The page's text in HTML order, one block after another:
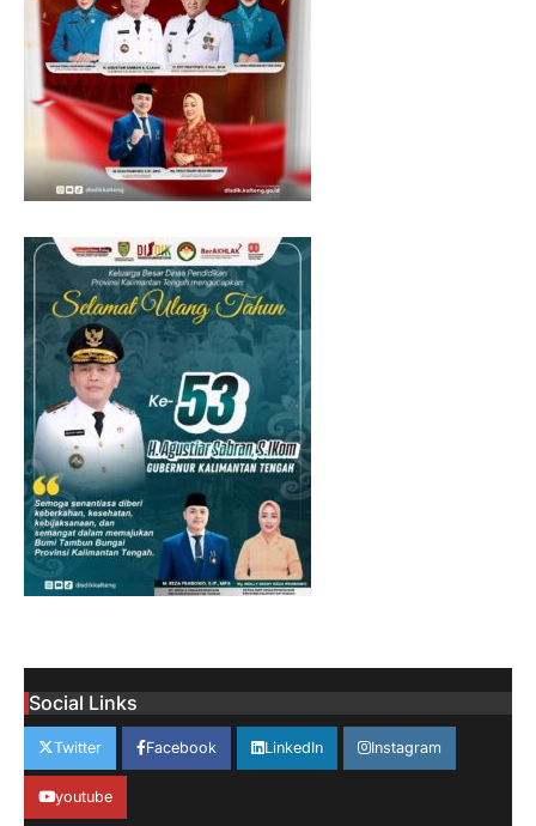
Social Links
Twitter Facebook LinkedIn Instagram
youtube